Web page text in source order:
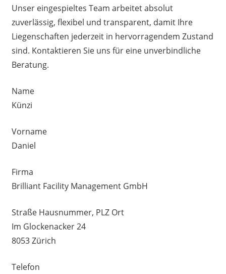
Unser eingespieltes Team arbeitet absolut
zuverlässig, flexibel und transparent, damit Ihre
Liegenschaften jederzeit in hervorragendem Zustand
sind. Kontaktieren Sie uns für eine unverbindliche
Beratung.
Name
Künzi
Vorname
Daniel
Firma
Brilliant Facility Management GmbH
Straße Hausnummer, PLZ Ort
Im Glockenacker 24
8053 Zürich
Telefon